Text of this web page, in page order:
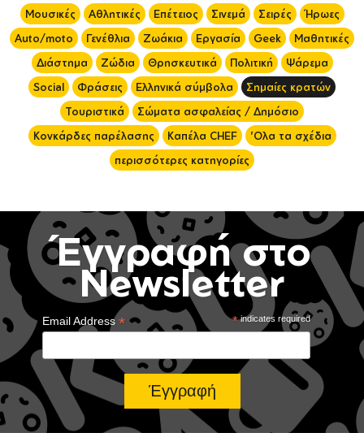
Μουσικές
Αθλητικές Επέτειος Σινεμά Σειρές
Ήρωες
Auto/moto
Γενέθλια Ζωάκια Εργασία Geek
Μαθητικές
Διάστημα
Ζώδια Θρησκευτικά Πολιτική
Ψάρεμα
Social
Φράσεις Ελληνικά σύμβολα
Σημαίες κρατών
Τουριστικά
Σώματα ασφαλείας / Δημόσιο
Κονκάρδες παρέλασης
Καπέλα CHEF
'Ολα τα σχέδια
περισσότερες κατηγορίες
Έγγραφή στο
Newsletter
*indicates required
Email Address*